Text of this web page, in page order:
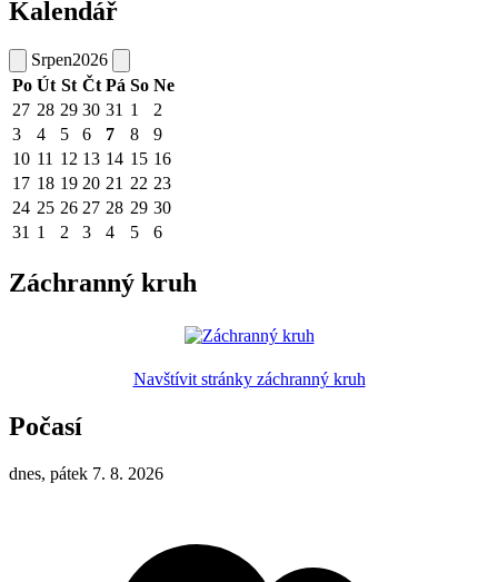
Kalendář
Srpen2026
Po Út St Čt Pá So Ne
27 28 29 30 31 1
2
3
4 5 6 7 8
9
10 11 12 13 14 15 16
17 18 19 20 21 22 23
24 25 26 27 28 29 30
31 1 2 3 4 5 6
Záchranný kruh
Navštívit stránky záchranný kruh
Počasí
dnes, pátek 7. 8. 2026